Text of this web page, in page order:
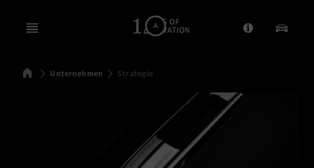
Open menu Anbieter/
SuchenStartseite
Unternehmen Strategie